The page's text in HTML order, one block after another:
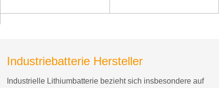
Industriebatterie Hersteller
Industrielle Lithiumbatterie bezieht sich insbesondere auf